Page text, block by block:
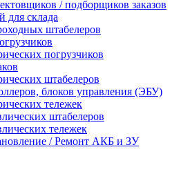
/ подборщиков заказов
для склада
штабелеров
погрузчиков
штабелеров
блоков управления (ЭБУ)
тележек
штабелеров
тележек
/ Ремонт АКБ и ЗУ